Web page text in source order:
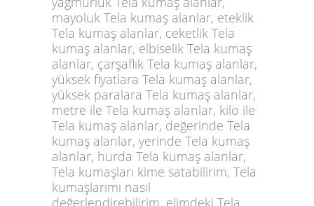
mayoluk Tela kumaş alanlar, eteklik
Tela kumaş alanlar, ceketlik Tela
kumaş alanlar, elbiselik Tela kumaş
alanlar, çarşaflık Tela kumaş alanlar,
yüksek fiyatlara Tela kumaş alanlar,
yüksek paralara Tela kumaş alanlar,
metre ile Tela kumaş alanlar, kilo ile
Tela kumaş alanlar, değerinde Tela
kumaş alanlar, yerinde Tela kumaş
alanlar, hurda Tela kumaş alanlar,
Tela kumaşları kime satabilirim, Tela
kumaşlarımı nasıl
değerlendirebilirim, elimdeki Tela